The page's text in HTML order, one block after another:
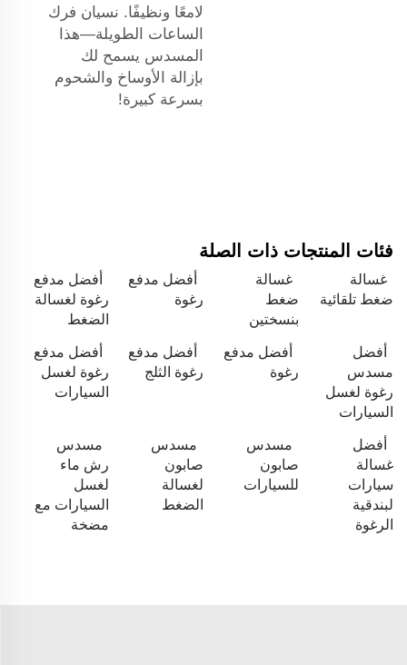
لامعًا ونظيفًا. نسيان فرك
الساعات الطويلة—هذا
المسدس يسمح لك
بإزالة الأوساخ والشحوم
بسرعة كبيرة!
فئات المنتجات ذات الصلة
غسالة
ضغط تلقائية
غسالة
ضغط
بنسختين
أفضل مدفع
رغوة
أفضل مدفع
رغوة لغسالة
الضغط
أفضل
مسدس
رغوة لغسل
السيارات
أفضل مدفع
رغوة
أفضل مدفع
رغوة الثلج
أفضل مدفع
رغوة لغسل
السيارات
أفضل
غسالة
سيارات
لبندقية
الرغوة
مسدس
صابون
للسيارات
مسدس
صابون
لغسالة
الضغط
مسدس
رش ماء
لغسل
السيارات مع
مضخة